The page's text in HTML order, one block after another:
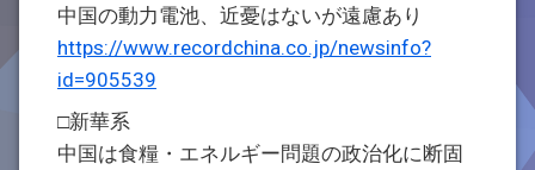
中国の動力電池、近憂はないが遠慮あり
https://www.recordchina.co.jp/newsinfo?
id=905539
□新華系
中国は食糧・エネルギー問題の政治化に断固